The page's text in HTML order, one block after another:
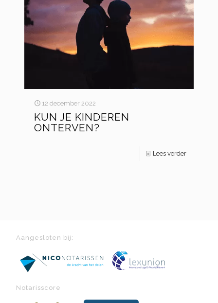
12 december 2022
KUN JE KINDEREN
ONTERVEN?
Lees verder
Aangesloten bij:
Notarisscore